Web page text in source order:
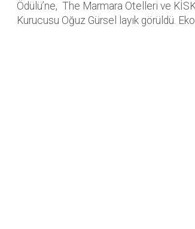
Ödülü’ne, The Marmara Otelleri ve
Kurucusu Oğuz Gürsel layık görüldü.